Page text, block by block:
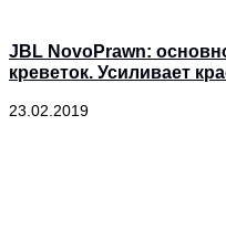
JBL NovoPrawn:
креветок. Усиливает
23.02.2019